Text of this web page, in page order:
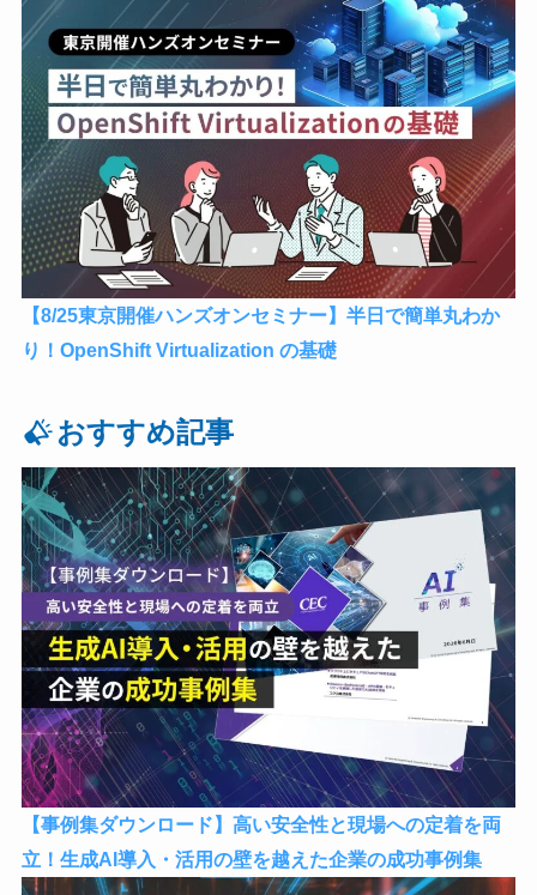
【8/25東京開催ハンズオンセミナー】半日で簡単丸わか
り！OpenShift Virtualization の基礎
おすすめ記事
【事例集ダウンロード】高い安全性と現場への定着を両
立！生成AI導入・活用の壁を越えた企業の成功事例集